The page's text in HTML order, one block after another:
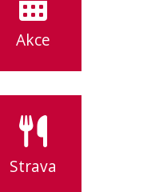
Akce
Strava